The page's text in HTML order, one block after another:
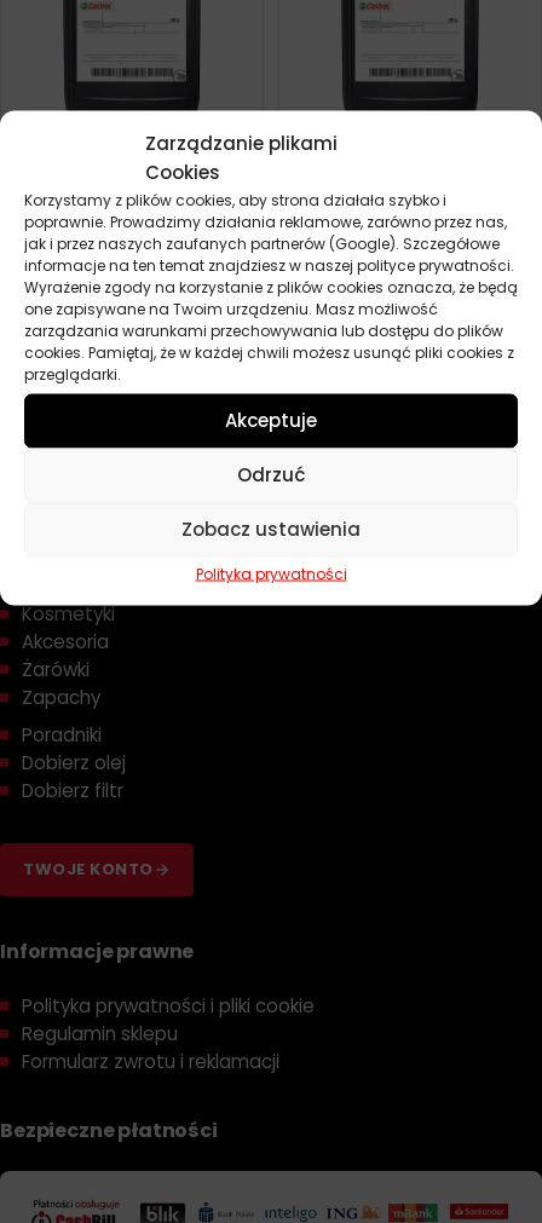
Zarządzanie plikami
Cookies
Korzystamy z plików cookies, aby strona działała szybko i
poprawnie. Prowadzimy działania reklamowe, zarówno przez nas,
jak i przez naszych zaufanych partnerów (Google). Szczegółowe
informacje na ten temat znajdziesz w naszej polityce prywatności.
Wyrażenie zgody na korzystanie z plików cookies oznacza, że będą
one zapisywane na Twoim urządzeniu. Masz możliwość
zarządzania warunkami przechowywania lub dostępu do plików
cookies. Pamiętaj, że w każdej chwili możesz usunąć pliki cookies z
przeglądarki.
Akceptuje
Odrzuć
Zobacz ustawienia
Polityka prywatności
CASTROL MAGNA SW D 68
20L
590,80zł Zamów
20L
619,40zł Zamów
POKAŻ WIĘCEJ PRODUKTÓW
Kosmetyki
Akcesoria
Żarówki
Zapachy
Poradniki
Dobierz olej
Dobierz filtr
TWOJE KONTO
Informacje prawne
Polityka prywatności i pliki cookie
Regulamin sklepu
Formularz zwrotu i reklamacji
Bezpieczne płatności